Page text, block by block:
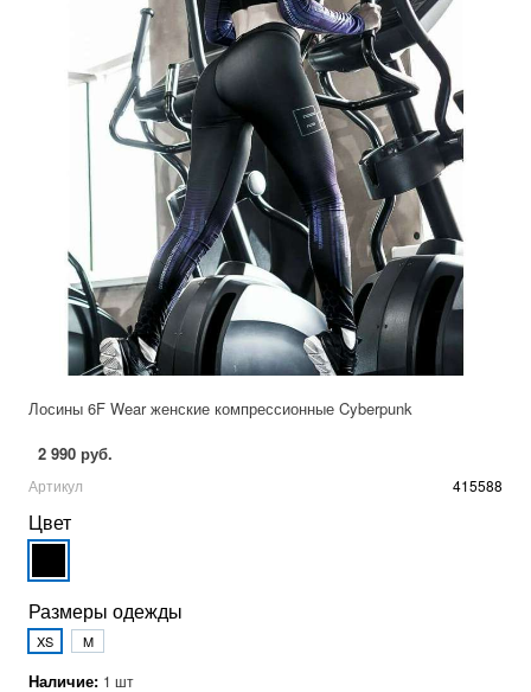
Лосины 6F Wear женские компрессионные Cyberpunk
2 990 руб.
Артикул 415588
Цвет
Размеры одежды
XS M
Наличие: 1 шт